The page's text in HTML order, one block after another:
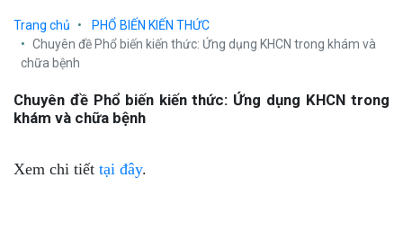
Trang chủ
PHỔ BIẾN KIẾN THỨC
Chuyên đề Phổ biến kiến thức: Ứng dụng KHCN trong khám và
chữa bệnh
Chuyên đề Phổ biến kiến thức: Ứng dụng KHCN trong
khám và chữa bệnh
Xem chi tiết tại đây.